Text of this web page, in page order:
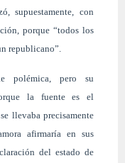
supuestamente, con
porque “todos los
republicano”.
polémica, pero su
la fuente es el
llevaba precisamente
afirmaría en sus
del estado de